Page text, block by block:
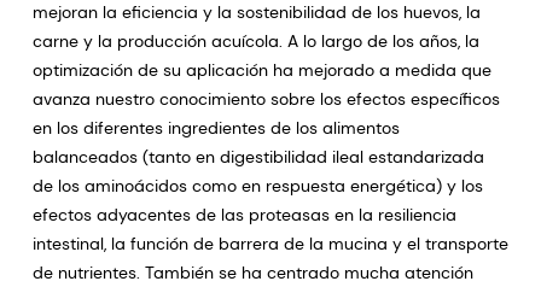
mejoran la eficiencia y la sostenibilidad de los huevos, la
carne y la producción acuícola. A lo largo de los años, la
optimización de su aplicación ha mejorado a medida que
avanza nuestro conocimiento sobre los efectos específicos
en los diferentes ingredientes de los alimentos
balanceados (tanto en digestibilidad ileal estandarizada
de los aminoácidos como en respuesta energética) y los
efectos adyacentes de las proteasas en la resiliencia
intestinal, la función de barrera de la mucina y el transporte
de nutrientes. También se ha centrado mucha atención